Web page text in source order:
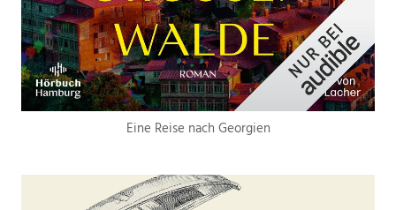
Eine Reise nach Georgien